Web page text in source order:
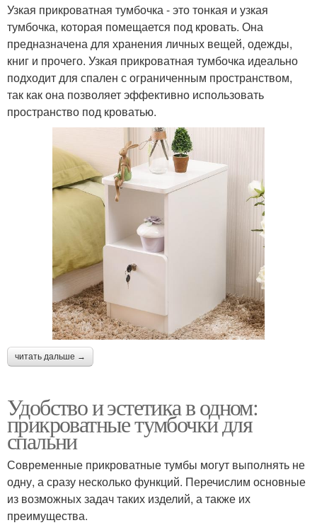
Узкая прикроватная тумбочка - это тонкая и узкая
тумбочка, которая помещается под кровать. Она
предназначена для хранения личных вещей, одежды,
книг и прочего. Узкая прикроватная тумбочка идеально
подходит для спален с ограниченным пространством,
так как она позволяет эффективно использовать
пространство под кроватью.
читать дальше →
Удобство и эстетика в одном:
прикроватные тумбочки для
спальни
Современные прикроватные тумбы могут выполнять не
одну, а сразу несколько функций. Перечислим основные
из возможных задач таких изделий, а также их
преимущества.